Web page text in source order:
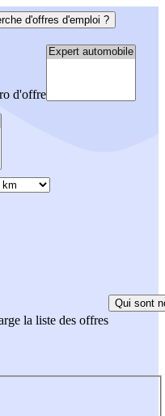
d'offres d'emploi ?
d'offre
la liste des offres
Qui sont